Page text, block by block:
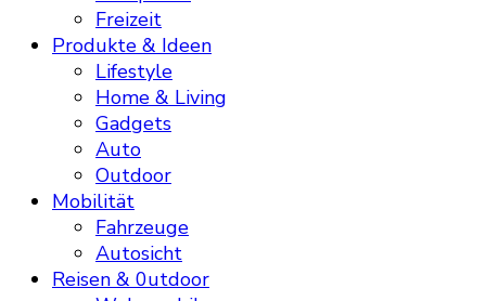
Freizeit
Produkte & Ideen
Lifestyle
Home & Living
Gadgets
Auto
Outdoor
Mobilität
Fahrzeuge
Autosicht
Reisen & 0utdoor